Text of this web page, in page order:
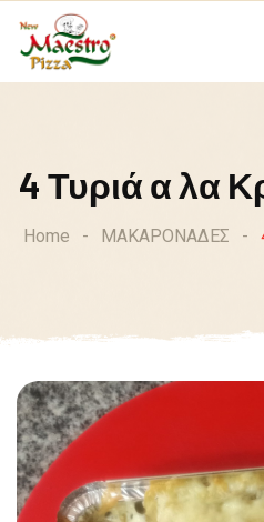
content
4 Τυριά α λα
Home - ΜΑΚΑΡΟΝΑΔΕΣ -